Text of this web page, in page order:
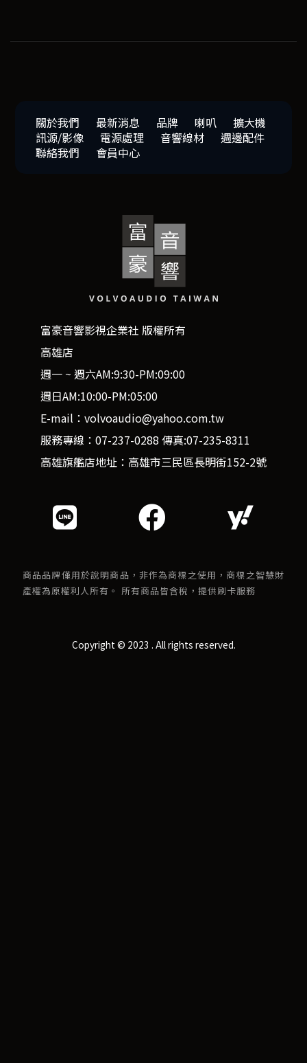
關於我們 最新消息 品牌 喇叭
擴大機
訊源/影像
電源處理 音響線材
週邊配件
聯絡我們
會員中心
富豪音響影視企業社 版權所有
高雄店
週一 ~ 週六AM:9:30-PM:09:00
週日AM:10:00-PM:05:00
E-mail：volvoaudio@yahoo.com.tw
服務專線：07-237-0288 傳真:07-235-8311
高雄旗艦店地址：高雄市三民區長明街152-2號
商品品牌僅用於說明商品，非作為商標之使用，商標之智慧財
產權為原權利人所有。 所有商品皆含稅，提供刷卡服務
Copyright © 2023 . All rights reserved.